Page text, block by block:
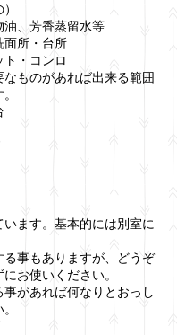
、芳香蒸留水等
所・台所
・コンロ
ものがあれば出来る範囲
ます。基本的には別室に
る事もありますが、どうぞ
お使いください。
事があれば何なりとおっし